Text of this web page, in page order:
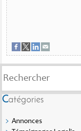
Catégories
Annonces